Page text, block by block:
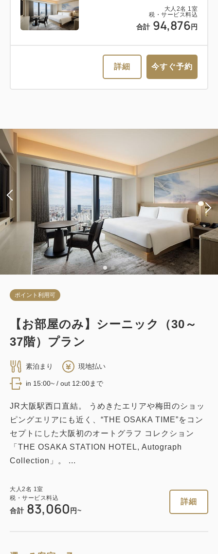
大人 2名 1室
税・サービス料込
合計 94,876 円
詳細 今すぐ予約
ポイント利用可
【お部屋のみ】シーニック（30～
37階）プラン
素泊まり 現地払い
in 15:00~ / out 12:00まで
JR大阪駅西口直結。 うめきたエリアや梅田のショッ
ピングエリアにも近く、“THE OSAKA TIME”をコン
セプトにした大阪初のオートグラフ コレクション
「THE OSAKA STATION HOTEL, Autograph
Collection」。 ...
大人 2名 1 室
税・サービス料込
合計 83,060 円~
詳細